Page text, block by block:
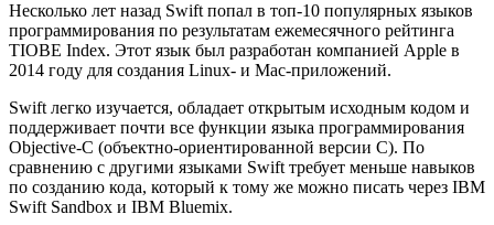
Несколько лет назад Swift попал в топ-10 популярных языков
программирования по результатам ежемесячного рейтинга
TIOBE Index. Этот язык был разработан компанией Apple в
2014 году для создания Linux- и Mac-приложений.
Swift легко изучается, обладает открытым исходным кодом и
поддерживает почти все функции языка программирования
Objective-C (объектно-ориентированной версии C). По
сравнению с другими языками Swift требует меньше навыков
по созданию кода, который к тому же можно писать через IBM
Swift Sandbox и IBM Bluemix.